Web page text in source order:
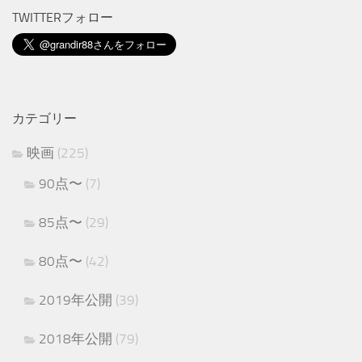
TWITTERフォロー
カテゴリー
映画 (225)
90点〜 (7)
85点〜 (29)
80点〜 (42)
2019年公開 (39)
2018年公開 (79)